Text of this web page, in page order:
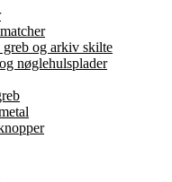
og arkiv skilte
nøglehulsplader